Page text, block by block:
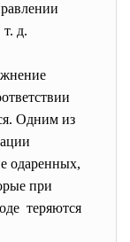
д.
Одним из
одаренных,
при
теряются